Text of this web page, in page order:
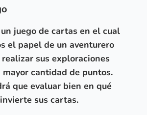
juego de cartas en el cual
el papel de un aventurero
sus exploraciones
cantidad de puntos.
que evaluar bien en qué
sus cartas.